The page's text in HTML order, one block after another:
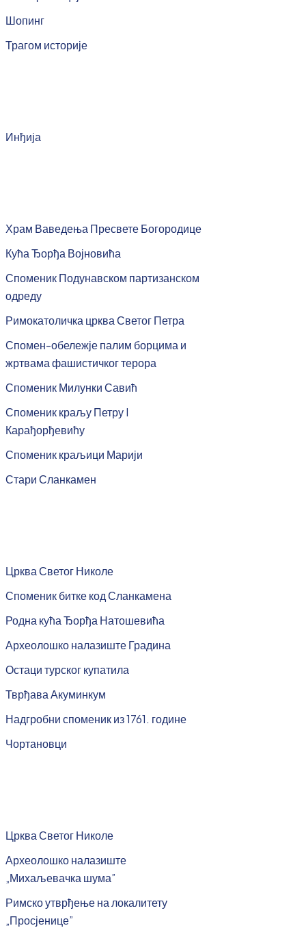
Шопинг
Трагом историје
Инђија
Храм Ваведења Пресвете Богородице
Кућа Ђорђа Војновића
Споменик Подунавском партизанском
одреду
Римокатоличка црква Светог Петра
Спомен-обележје палим борцима и
жртвама фашистичког терора
Споменик Милунки Савић
Споменик краљу Петру I
Карађорђевићу
Споменик краљици Марији
Стари Сланкамен
Црква Светог Николе
Споменик битке код Сланкамена
Родна кућа Ђорђа Натошевића
Археолошко налазиште Градина
Остаци турског купатила
Тврђава Акуминкум
Надгробни споменик из 1761. године
Чортановци
Црква Светог Николе
Археолошко налазиште
„Михаљевачка шума”
Римско утврђење на локалитету
„Просјенице”